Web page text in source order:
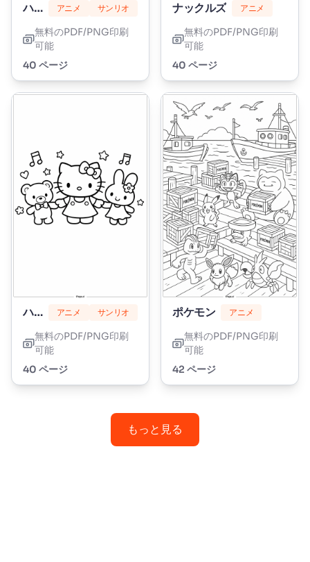
ハローキティマシュマロ アニメ サンリオ
無料のPDF/PNG印刷
可能
40 ページ
ナックルズ アニメ
無料のPDF/PNG印刷
可能
40 ページ
ハローキティ アニメ サンリオ
無料のPDF/PNG印刷
可能
40 ページ
ポケモン アニメ
無料のPDF/PNG印刷
可能
42 ページ
もっと見る